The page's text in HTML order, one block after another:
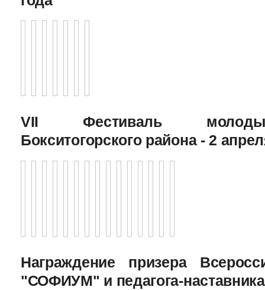
VII Фестиваль
Бокситогорского района - 2
Награждение призера
"СОФИУМ" и педагога-наставника